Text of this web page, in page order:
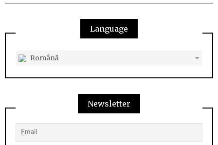
Language
Română
Newsletter